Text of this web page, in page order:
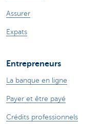
Assurer
Expats
Entrepreneurs
La banque en ligne
Payer et être payé
Crédits professionnels